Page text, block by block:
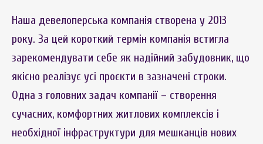
Наша девелоперська компанія створена у 2013
року. За цей короткий термін компанія встигла
зарекомендувати себе як надійний забудовник, що
якісно реалізує усі проєкти в зазначені строки.
Одна з головних задач компанії – створення
сучасних, комфортних житлових комплексів і
необхідної інфраструктури для мешканців нових